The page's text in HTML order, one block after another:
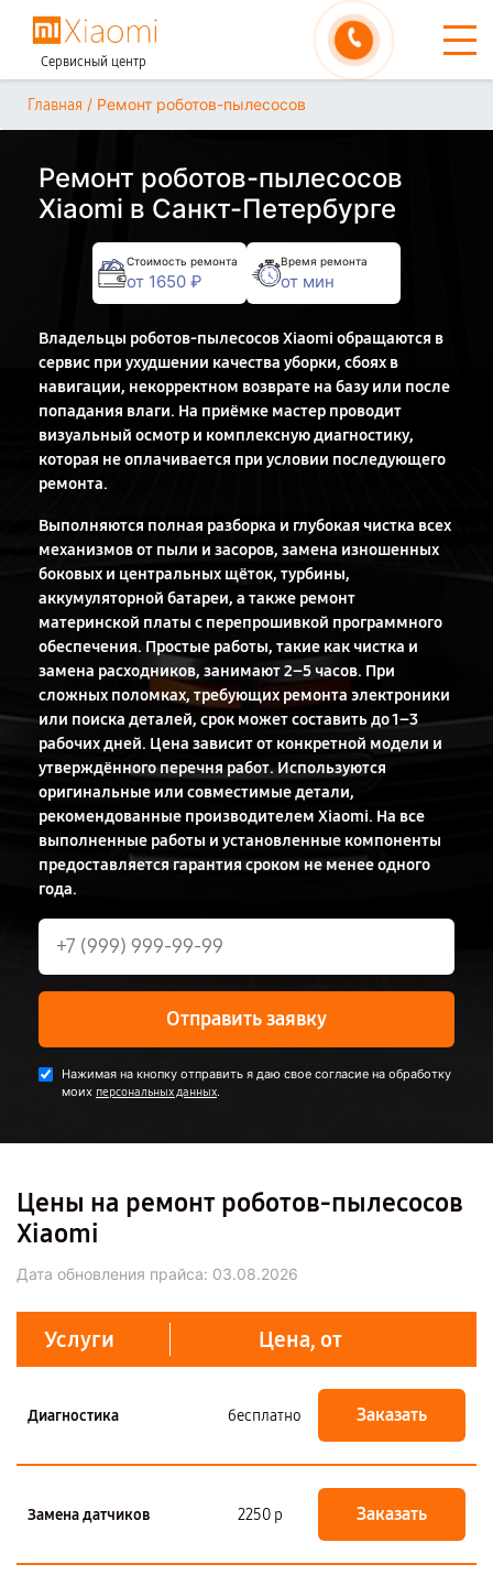
Сервисный центр
Главная / Ремонт роботов-пылесосов
Ремонт роботов-пылесосов
Xiaomi в Санкт-Петербурге
Стоимость ремонта
от 1650 ₽
Время ремонта
от мин
Владельцы роботов-пылесосов Xiaomi обращаются в
сервис при ухудшении качества уборки, сбоях в
навигации, некорректном возврате на базу или после
попадания влаги. На приёмке мастер проводит
визуальный осмотр и комплексную диагностику,
которая не оплачивается при условии последующего
ремонта.
Выполняются полная разборка и глубокая чистка всех
механизмов от пыли и засоров, замена изношенных
боковых и центральных щёток, турбины,
аккумуляторной батареи, а также ремонт
материнской платы с перепрошивкой программного
обеспечения. Простые работы, такие как чистка и
замена расходников, занимают 2–5 часов. При
сложных поломках, требующих ремонта электроники
или поиска деталей, срок может составить до 1–3
рабочих дней. Цена зависит от конкретной модели и
утверждённого перечня работ. Используются
оригинальные или совместимые детали,
рекомендованные производителем Xiaomi. На все
выполненные работы и установленные компоненты
предоставляется гарантия сроком не менее одного
года.
Отправить заявку
Нажимая на кнопку отправить я даю свое согласие на обработку
моих персональных данных.
Цены на ремонт роботов-пылесосов
Xiaomi
Дата обновления прайса: 03.08.2026
Услуги Цена, от
Диагностика бесплатно Заказать
Замена датчиков 2250 р Заказать